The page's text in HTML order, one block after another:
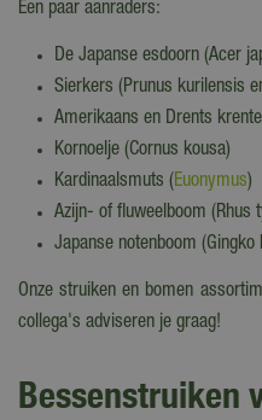
Een paar aanraders:
De Japanse esdoorn (Acer
Sierkers (Prunus kurilensis
Amerikaans en Drents
Kornoelje (Cornus kousa)
Kardinaalsmuts (Euonymus)
Azijn- of fluweelboom (Rhus
Japanse notenboom (Gingko
Onze struiken en bomen
collega's adviseren je graag!
Bessenstruiken